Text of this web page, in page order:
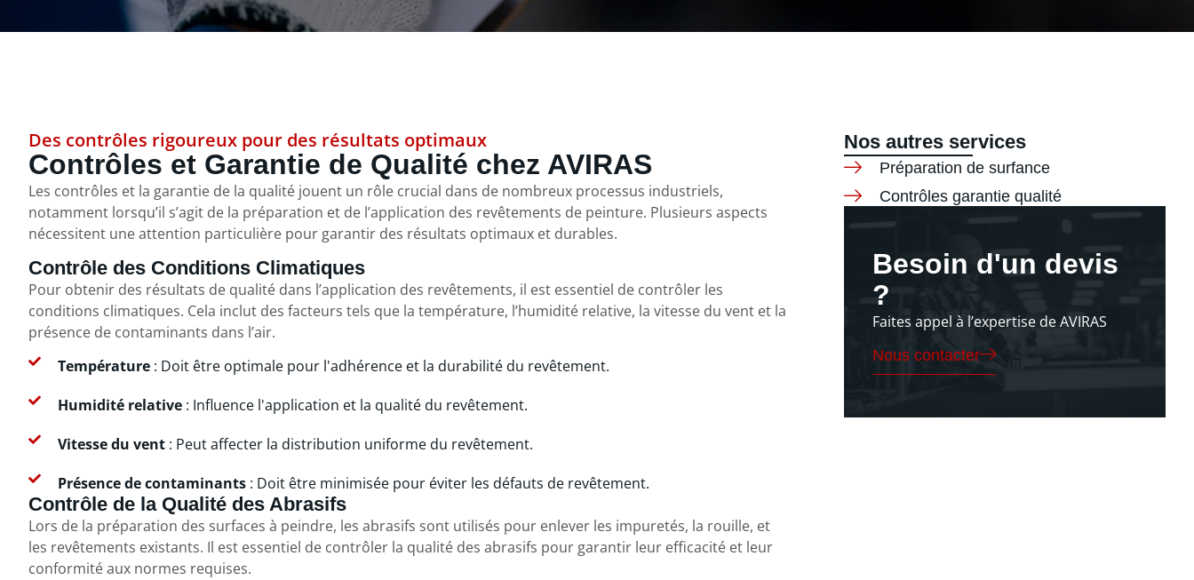
Des contrôles rigoureux pour des résultats optimaux
Contrôles et Garantie de Qualité chez AVIRAS
Les contrôles et la garantie de la qualité jouent un rôle crucial dans de nombreux processus industriels,
notamment lorsqu’il s’agit de la préparation et de l’application des revêtements de peinture. Plusieurs aspects
nécessitent une attention particulière pour garantir des résultats optimaux et durables.
Contrôle des Conditions Climatiques
Pour obtenir des résultats de qualité dans l’application des revêtements, il est essentiel de contrôler les
conditions climatiques. Cela inclut des facteurs tels que la température, l’humidité relative, la vitesse du vent et la
présence de contaminants dans l’air.
Température: Doit être optimale pour l'adhérence et la durabilité du revêtement.
Humidité relative: Influence l'application et la qualité du revêtement.
Vitesse du vent: Peut affecter la distribution uniforme du revêtement.
Présence de contaminants: Doit être minimisée pour éviter les défauts de revêtement.
Contrôle de la Qualité des Abrasifs
Lors de la préparation des surfaces à peindre, les abrasifs sont utilisés pour enlever les impuretés, la rouille, et
les revêtements existants. Il est essentiel de contrôler la qualité des abrasifs pour garantir leur efficacité et leur
conformité aux normes requises.
Nos autres services
Préparation de surfance
Contrôles garantie qualité
Besoin d'un devis
?
Faites appel à l’expertise de AVIRAS
Nous contacter